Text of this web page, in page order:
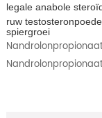
legale anabole
ruw
spiergroei